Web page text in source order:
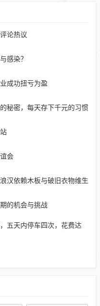
论热议
感染？
成功扭亏为盈
秘密，每天存下千元的习惯
会
汉依赖木板与破旧衣物维生
的机会与挑战
五天内停车四次，花费达